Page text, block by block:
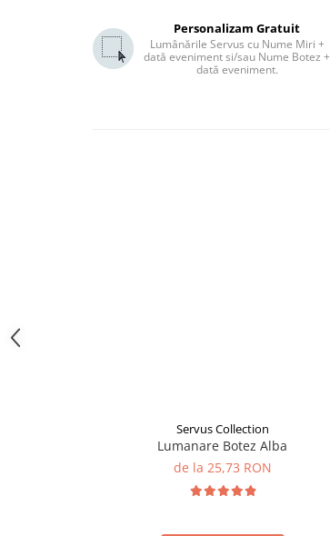
Personalizam Gratuit
Lumânările Servus cu Nume Miri +
dată eveniment si/sau Nume Botez +
dată eveniment.
Servus Collection
Lumanare Botez Alba
de la 25,73 RON